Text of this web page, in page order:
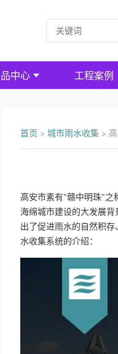
中心 工程案例
首页 > 城市雨水收集>
高安市素有"赣中明珠"之
海绵城市建设的大发展
出了促进雨水的自然积
水收集系统的介绍：